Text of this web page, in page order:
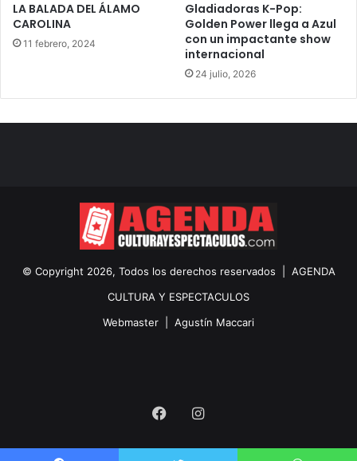
LA BALADA DEL ÁLAMO
CAROLINA
11 febrero, 2024
Gladiadoras K-Pop:
Golden Power llega a Azul
con un impactante show
internacional
24 julio, 2026
© Copyright 2026, Todos los derechos reservados | AGENDA
CULTURA Y ESPECTACULOS
Webmaster | Agustín Maccari